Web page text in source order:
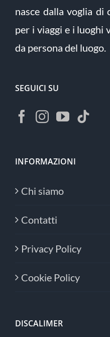
nasce dalla voglia di
per i viaggi e i luoghi
da persona del luogo.
SEGUICI SU
INFORMAZIONI
Chi siamo
Contatti
Privacy Policy
Cookie Policy
DISCALIMER